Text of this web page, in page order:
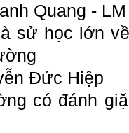
Quang -
sử học lớn
Đức Hiệp
có đánh